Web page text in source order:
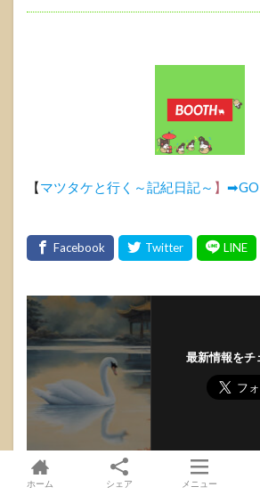
【マツタケと行く～記紀日記～ 】 ➡GO
最新情報をチ
ホーム シェア メニュー